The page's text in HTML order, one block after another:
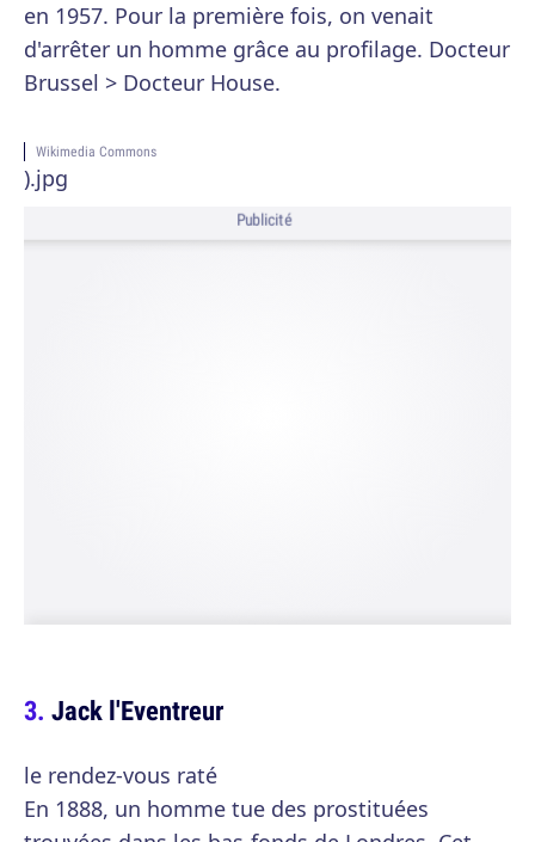
en 1957. Pour la première fois, on venait
d'arrêter un homme grâce au profilage. Docteur
Brussel > Docteur House.
Wikimedia Commons
).jpg
Publicité
Jack l'Eventreur
le rendez-vous raté
En 1888, un homme tue des prostituées